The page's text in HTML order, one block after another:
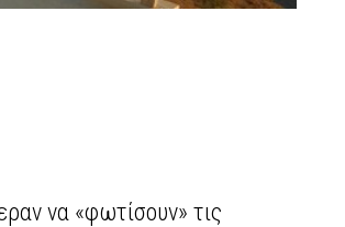
να «φωτίσουν» τις